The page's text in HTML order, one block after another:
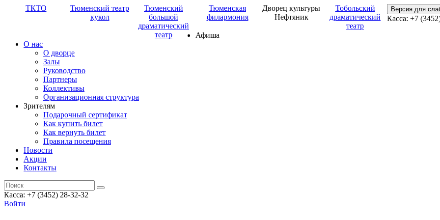
ТКТО
Тюменский театр
кукол
Тюменский
большой
драматический
театр
Тюменская
филармония
Дворец культуры
Нефтяник
Тобольский
драматический
театр
Версия для
Касса: +7
Афиша
О нас
О дворце
Залы
Руководство
Партнеры
Коллективы
Организационная структура
Зрителям
Подарочный сертификат
Как купить билет
Как вернуть билет
Правила посещения
Новости
Акции
Контакты
Касса: +7 (3452) 28-32-32
Войти